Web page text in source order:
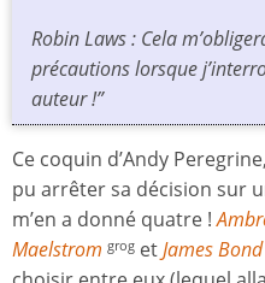
Robin Laws : Cela
précautions lorsque
auteur !”
Ce coquin d’Andy
pu arrêter sa décision sur
m’en a donné quatre !
Maelstrom grog etJames